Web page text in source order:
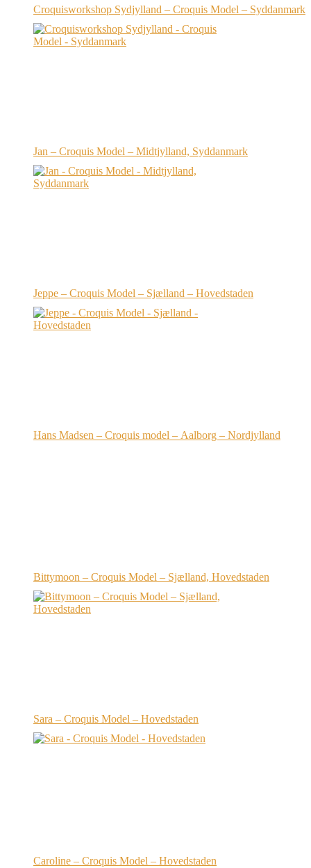
Croquisworkshop Sydjylland – Croquis Model – Syddanmark
Jan – Croquis Model – Midtjylland, Syddanmark
Jeppe – Croquis Model – Sjælland – Hovedstaden
Hans Madsen – Croquis model – Aalborg – Nordjylland
Bittymoon – Croquis Model – Sjælland, Hovedstaden
Sara – Croquis Model – Hovedstaden
Caroline – Croquis Model – Hovedstaden